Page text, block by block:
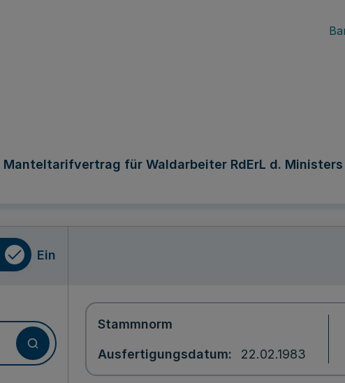
für Waldarbeiter RdErL d.
Ein
Stammnorm
Ausfertigungsdatum 22.02.1983